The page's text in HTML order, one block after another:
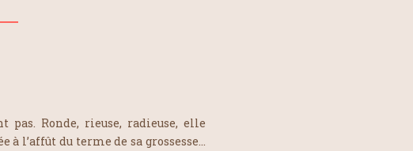
Ronde, rieuse, radieuse, elle
l’affût du terme de sa grossesse…